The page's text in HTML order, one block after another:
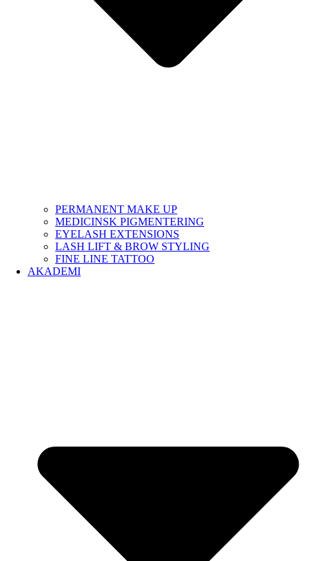
PERMANENT MAKE UP
MEDICINSK PIGMENTERING
EYELASH EXTENSIONS
LASH LIFT & BROW STYLING
FINE LINE TATTOO
AKADEMI